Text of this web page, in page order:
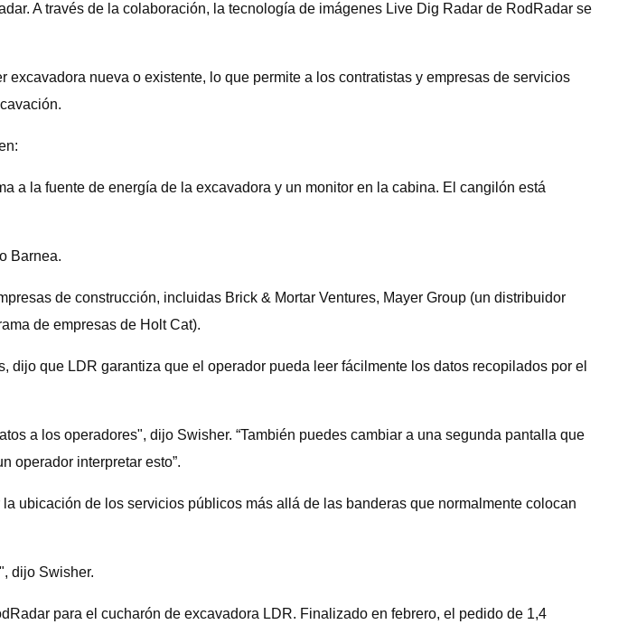
A través de la colaboración, la tecnología de imágenes Live Dig Radar de RodRadar se
nueva o existente, lo que permite a los contratistas y empresas de servicios
a la fuente de energía de la excavadora y un monitor en la cabina. El cangilón está
Barnea.
de construcción, incluidas Brick & Mortar Ventures, Mayer Group (un distribuidor
de empresas de Holt Cat).
que LDR garantiza que el operador pueda leer fácilmente los datos recopilados por el
a los operadores", dijo Swisher. “También puedes cambiar a una segunda pantalla que
operador interpretar esto”.
ubicación de los servicios públicos más allá de las banderas que normalmente colocan
dijo Swisher.
para el cucharón de excavadora LDR. Finalizado en febrero, el pedido de 1,4